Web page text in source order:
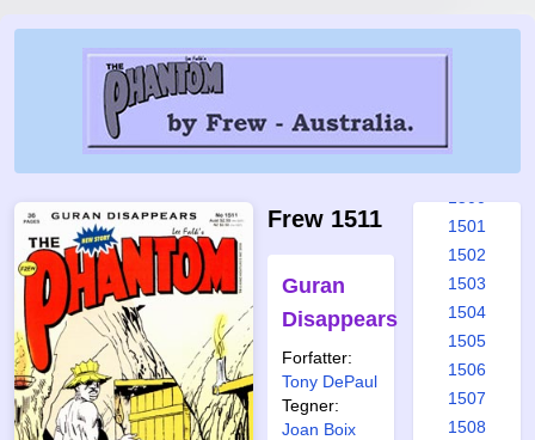
Frew 1511
Guran
Disappears
Forfatter:
Tony DePaul
Tegner:
Joan Boix
1494
1495
1501
1502
1503
1504
1505
1506
1507
1508